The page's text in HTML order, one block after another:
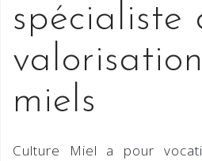
spécialiste
miels
Culture Miel a pour